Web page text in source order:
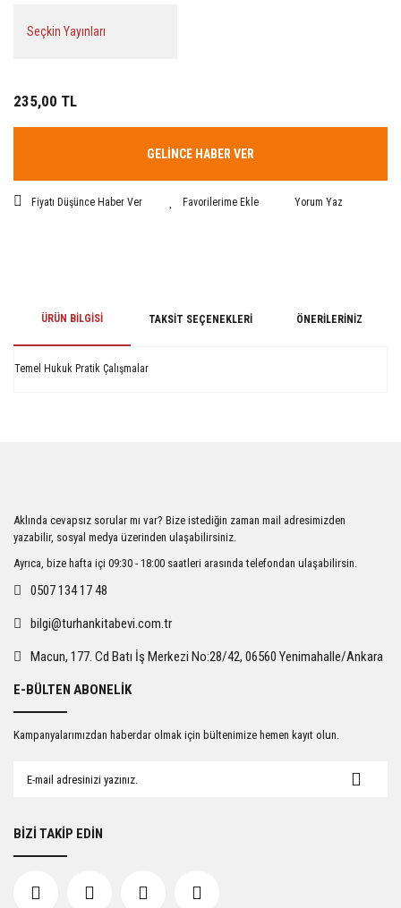
Seçkin Yayınları
235,00 TL
GELİNCE HABER VER
Fiyatı Düşünce Haber Ver Yorum Yaz
ÜRÜN BILGISI TAKSIT SEÇENEKLERI ÖNERILERINIZ
Temel Hukuk Pratik Çalışmalar
Ürün açıklamasında eksik bilgiler bulunuyor.
Ürün bilgilerinde hatalar bulunuyor.
Ürün fiyatı diğer sitelerden daha pahalı.
Gönder
Aklında cevapsız sorular mı var? Bize istediğin zaman mail adresimizden
yazabilir, sosyal medya üzerinden ulaşabilirsiniz.
Ayrıca, bize hafta içi 09:30 - 18:00 saatleri arasında telefondan ulaşabilirsin.
0507 134 17 48
bilgi@turhankitabevi.com.tr
Macun, 177. Cd Batı İş Merkezi No:28/42, 06560 Yenimahalle/Ankara
E-BÜLTEN ABONELİK
Kampanyalarımızdan haberdar olmak için bültenimize hemen kayıt olun.
BİZİ TAKİP EDİN